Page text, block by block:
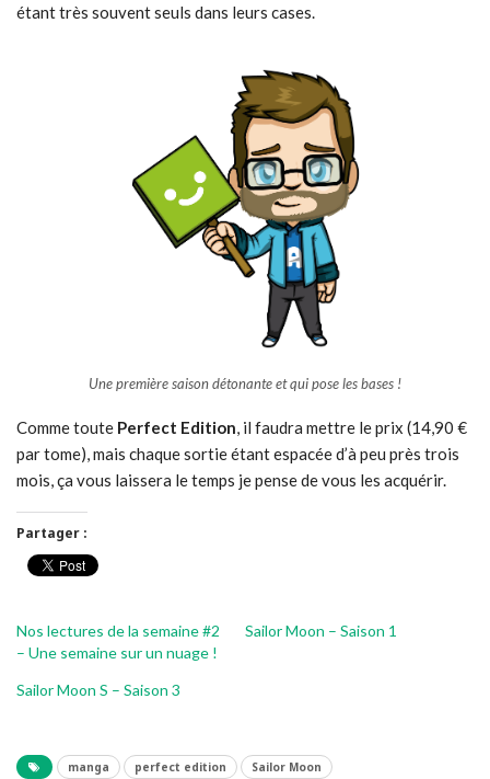
étant très souvent seuls dans leurs cases.
Une première saison détonante et qui pose les bases !
Comme toute Perfect Edition, il faudra mettre le prix (14,90 €
par tome), mais chaque sortie étant espacée d’à peu près trois
mois, ça vous laissera le temps je pense de vous les acquérir.
Partager :
Nos lectures de la semaine #2
– Une semaine sur un nuage !
Sailor Moon – Saison 1
Sailor Moon S – Saison 3
manga perfect edition
Sailor Moon